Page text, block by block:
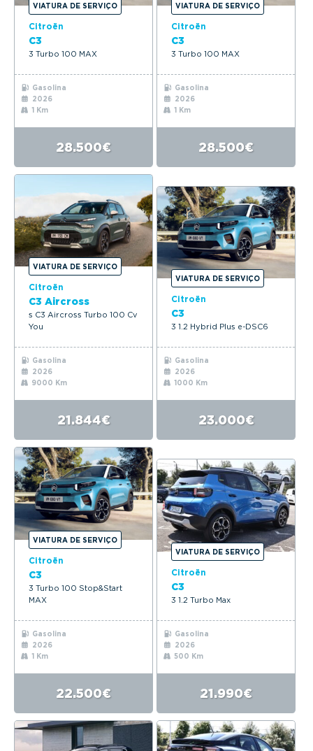
VIATURA DE SERVIÇO
Citroën
C3
3 Turbo 100 MAX
Gasolina
2026
1 Km
28.500€
VIATURA DE SERVIÇO
Citroën
C3
3 Turbo 100 MAX
Gasolina
2026
1 Km
28.500€
VIATURA DE SERVIÇO
Citroën
C3 Aircross
s C3 Aircross Turbo 100 Cv
You
Gasolina
2026
9000 Km
21.844€
VIATURA DE SERVIÇO
Citroën
C3
3 1.2 Hybrid Plus e-DSC6
Gasolina
2026
1000 Km
23.000€
VIATURA DE SERVIÇO
Citroën
C3
3 Turbo 100 Stop&Start
MAX
Gasolina
2026
1 Km
22.500€
VIATURA DE SERVIÇO
Citroën
C3
3 1.2 Turbo Max
Gasolina
2026
500 Km
21.990€